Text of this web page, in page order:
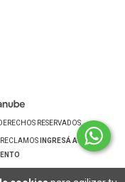
RESERVADOS.
INGRESÁ ACÁ.